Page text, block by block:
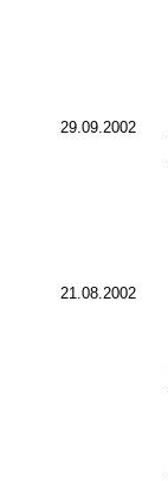
29.09.2002
21.08.2002